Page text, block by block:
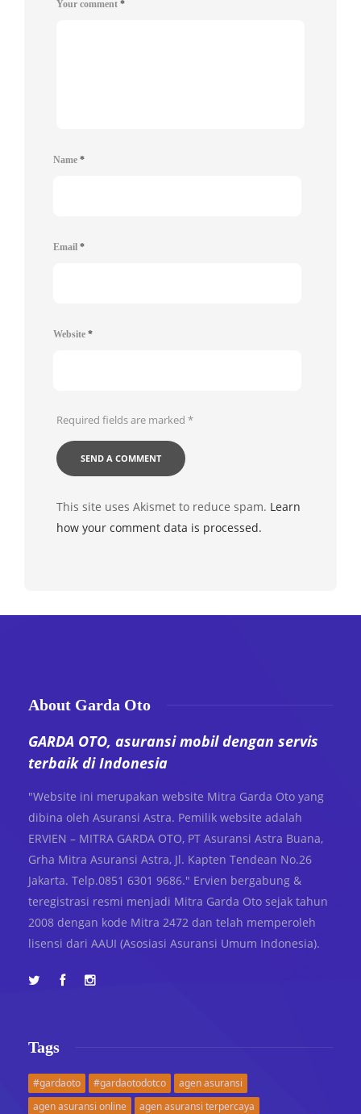
Your comment *
Name *
Email *
Website *
Required fields are marked *
This site uses Akismet to reduce spam. Learn
how your comment data is processed.
About Garda Oto
GARDA OTO, asuransi mobil dengan servis
terbaik di Indonesia
"Website ini merupakan website Mitra Garda Oto yang
dibina oleh Asuransi Astra. Pemilik website adalah
ERVIEN – MITRA GARDA OTO, PT Asuransi Astra Buana,
Grha Mitra Asuransi Astra, Jl. Kapten Tendean No.26
Jakarta. Telp.0851 6301 9686." Ervien bergabung &
teregistrasi resmi menjadi Mitra Garda Oto sejak tahun
2008 dengan kode Mitra 2472 dan telah memperoleh
lisensi dari AAUI (Asosiasi Asuransi Umum Indonesia).
Tags
#gardaoto #gardaotodotco
agen asuransi
agen asuransi online
agen asuransi terpercaya